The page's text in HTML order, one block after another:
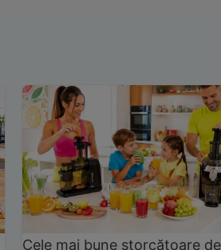
Cele mai bune storcătoare